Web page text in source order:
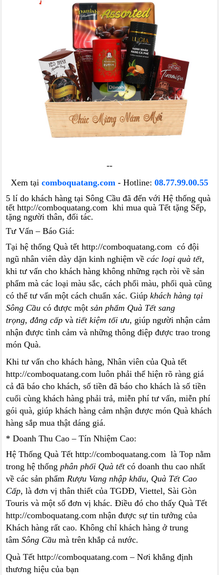
--
Xem tại comboquatang.com - Hotline: 08.77.99.00.55
5 lí do khách hàng tại Sông Cầu đã đến với Hệ thống quà
tết http://comboquatang.com khi mua quà Tết tặng Sếp,
tặng người thân, đối tác.
Tư Vấn – Báo Giá:
Tại hệ thống Quà tết http://comboquatang.com có đội
ngũ nhân viên dày dặn kinh nghiệm vềcác loại quà tết,
khi tư vấn cho khách hàng không những rạch ròi về sản
phẩm mà các loại màu sắc, cách phối màu, phối quà cũng
có thể tư vấn một cách chuẩn xác. Giúpkhách hàng tại
Sông Cầucó được mộtsản phẩm Quà Tết sang
trọng,đẳng cấp vàtiết kiệm tối ưu, giúp người nhận cảm
nhận được tình cảm và những thông điệp được trao trong
món Quà.
Khi tư vấn cho khách hàng, Nhân viên của Quà tết
http://comboquatang.com luôn phải thể hiện rõ ràng giá
cả đã báo cho khách, số tiền đã báo cho khách là số tiền
cuối cùng khách hàng phải trả, miễn phí tư vấn, miễn phí
gói quà, giúp khách hàng cảm nhận được món Quà khách
hàng sắp mua thật dáng giá.
* Doanh Thu Cao – Tín Nhiệm Cao:
Hệ Thống Quà Tết http://comboquatang.com là Top nằm
trong hệ thốngphân phối Quà tếtcó doanh thu cao nhất
về các sản phẩmRượu Vang nhập khẩu, Quà Tết Cao
Cấp, là đơn vị thân thiết của TGDĐ, Viettel, Sài Gòn
Touris và một số đơn vị khác. Điều đó cho thấy Quà Tết
http://comboquatang.com nhận được sự tin tưởng của
Khách hàng rất cao. Không chỉ khách hàng ở trung
tâmSông Cầumà trên khắp cả nước.
Quà Tết http://comboquatang.com – Nơi khẳng định
thương hiệu của bạn